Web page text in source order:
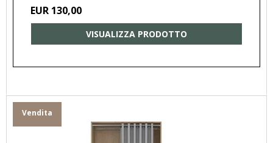
EUR 130,00
VISUALIZZA PRODOTTO
Vendita